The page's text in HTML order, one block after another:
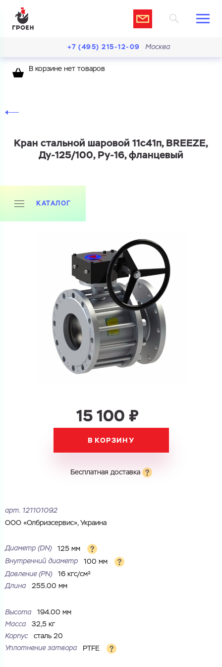
Купить как физ. лицо
Купить как юр. лицо
Электронная почта
Комментарий
персональных данных
ОТПРАВИТЬ
Ваш запрос
Перечислите товары, которые вас интересуют
и укажите какую информацию вы хотите по ним
получить. Мы свяжемся с вами в ближайшее время.
Запросить КП
Запросить Счёт
Номер телефона
ЗАГРУЗИТЬ
Файл с реквизитами огранизации (любой формат, макс. 20
МБ)
Cоглашаюсь на обработку
+7 (495) 215-12-09 Москва
В корзине нет товаров
Кран стальной шаровой 11с41п, BREEZE,
Ду-125/100, Ру-16, фланцевый
КАТАЛОГ
15 100 ₽
В КОРЗИНУ
Бесплатная доставка
арт. 121101092
ООО «Олбризсервис», Украина
Диаметр (DN)
125 мм
Внутренний диаметр
100 мм
Давление (РN)
16 кгс/см²
Длина
255.00 мм
Высота
194.00 мм
Масса
32,5 кг
Корпус
сталь 20
Уплотнение затвора
PTFE